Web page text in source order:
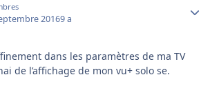
20169 a
dans les paramètres de ma TV
de l’affichage de mon vu+ solo se.